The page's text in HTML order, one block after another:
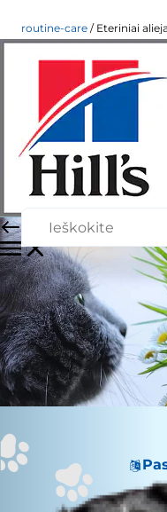
routine-care Eteriniai
Eteriniai
ar saugu
Įprastinė priežiūra
Christine O'Brien
Kovo 19, 2020